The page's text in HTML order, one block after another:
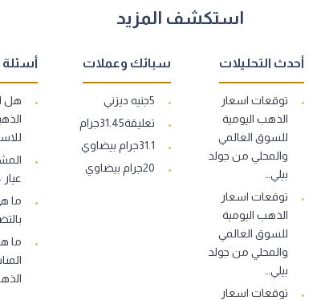
استكشف المزيد
أحدث التحليلات
توقعات اسعار
الذهب اليومية
للسوق العالمي
والمحلي من جولد
بيلي…
توقعات اسعار
الذهب اليومية
للسوق العالمي
والمحلي من جولد
بيلي…
توقعات اسعار
سبائك وعملات
5جنيه ديزني
تعليقة31.45جرام
31.1جرام بيضاوي
20جرام بيضاوي
هل
عيار 14..
ما
ما